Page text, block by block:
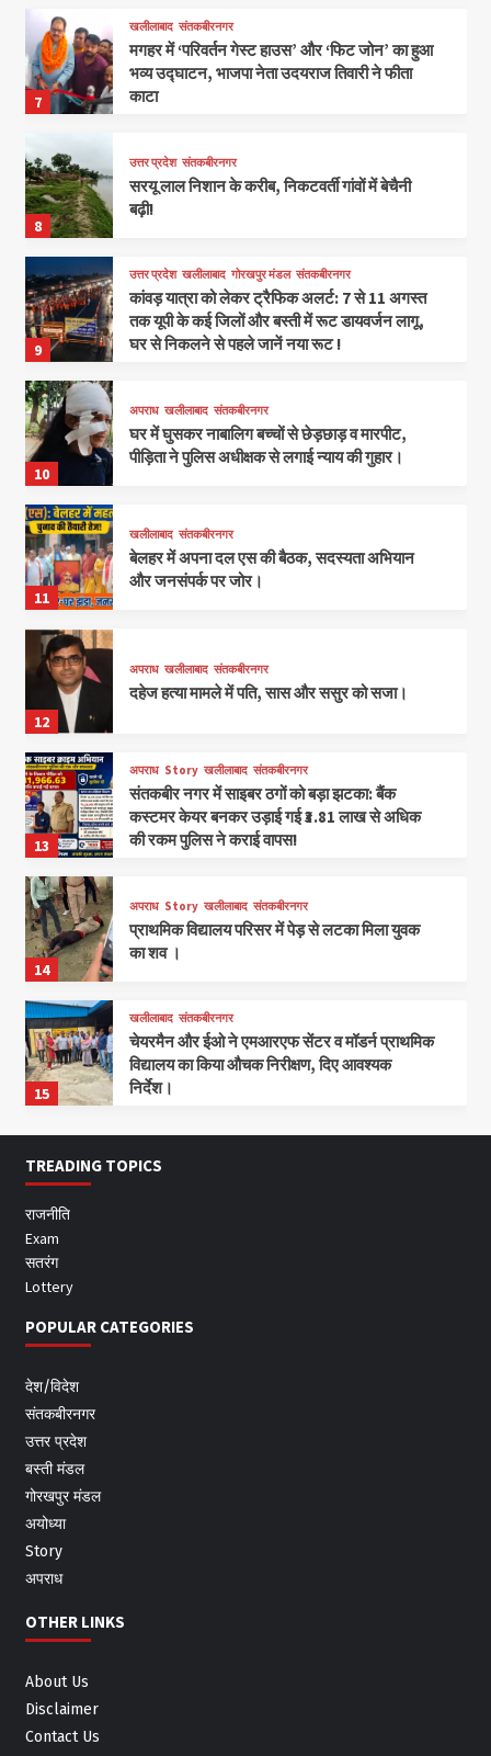
7
खलीलाबाद संतकबीरनगर
मगहर में ‘परिवर्तन गेस्ट हाउस’ और ‘फिट जोन’ का हुआ
भव्य उद्घाटन, भाजपा नेता उदयराज तिवारी ने फीता
काटा
8
उत्तर प्रदेश संतकबीरनगर
सरयू लाल निशान के करीब, निकटवर्ती गांवों में बेचैनी
बढ़ी!
9
उत्तर प्रदेश खलीलाबाद गोरखपुर मंडल संतकबीरनगर
कांवड़ यात्रा को लेकर ट्रैफिक अलर्ट: 7 से 11 अगस्त
तक यूपी के कई जिलों और बस्ती में रूट डायवर्जन लागू,
घर से निकलने से पहले जानें नया रूट !
10
अपराध खलीलाबाद संतकबीरनगर
घर में घुसकर नाबालिग बच्चों से छेड़छाड़ व मारपीट,
पीड़िता ने पुलिस अधीक्षक से लगाई न्याय की गुहार।
11
खलीलाबाद संतकबीरनगर
बेलहर में अपना दल एस की बैठक, सदस्यता अभियान
और जनसंपर्क पर जोर।
12
अपराध खलीलाबाद संतकबीरनगर
दहेज हत्या मामले में पति, सास और ससुर को सजा।
13
अपराध Story खलीलाबाद संतकबीरनगर
संतकबीर नगर में साइबर ठगों को बड़ा झटका: बैंक
कस्टमर केयर बनकर उड़ाई गई ₹3.81 लाख से अधिक
की रकम पुलिस ने कराई वापस!
14
अपराध Story खलीलाबाद संतकबीरनगर
प्राथमिक विद्यालय परिसर में पेड़ से लटका मिला युवक
का शव ।
15
खलीलाबाद संतकबीरनगर
चेयरमैन और ईओ ने एमआरएफ सेंटर व मॉडर्न प्राथमिक
विद्यालय का किया औचक निरीक्षण, दिए आवश्यक
निर्देश।
TREADING TOPICS
राजनीति
Exam
सतरंग
Lottery
POPULAR CATEGORIES
देश/विदेश
संतकबीरनगर
उत्तर प्रदेश
बस्ती मंडल
गोरखपुर मंडल
अयोध्या
Story
अपराध
OTHER LINKS
About Us
Disclaimer
Contact Us